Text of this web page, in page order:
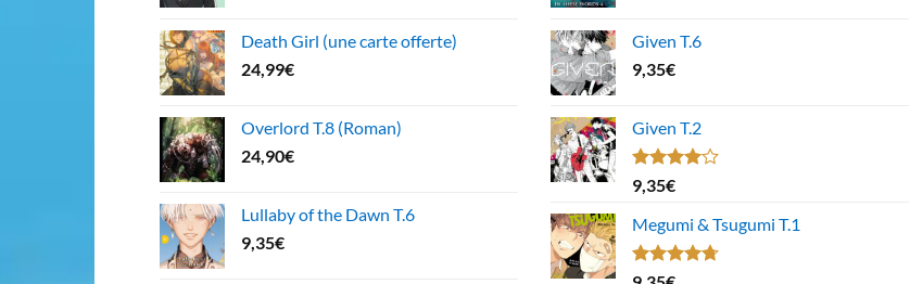
Death Girl (une carte offerte)
24,99€
Overlord T.8 (Roman)
24,90€
Lullaby of the Dawn T.6
9,35€
Given T.6
9,35€
Given T.2
Note
4.00
5
9,35€
Megumi & Tsugumi T.1
Note4.67